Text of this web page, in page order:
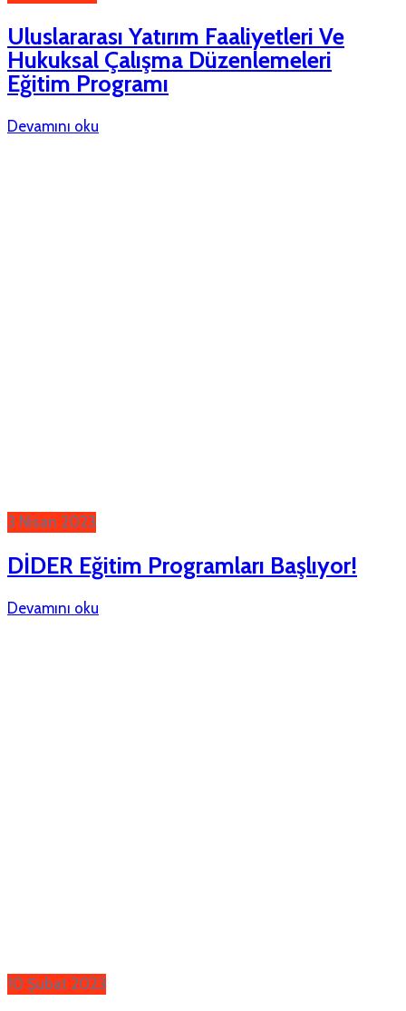
Uluslararası Yatırım Faaliyetleri Ve
Hukuksal Çalışma Düzenlemeleri
Eğitim Programı
Devamını oku
3 Nisan 2023
DİDER Eğitim Programları Başlıyor!
Devamını oku
10 Şubat 2023